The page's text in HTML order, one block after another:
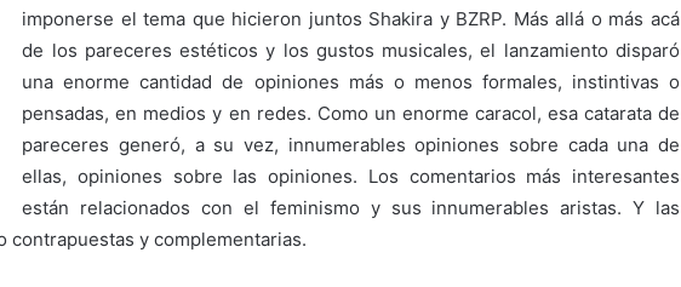
imponerse el tema que hicieron juntos Shakira y BZRP. Más allá o más acá
de los pareceres estéticos y los gustos musicales, el lanzamiento disparó
una enorme cantidad de opiniones más o menos formales, instintivas o
pensadas, en medios y en redes. Como un enorme caracol, esa catarata de
pareceres generó, a su vez, innumerables opiniones sobre cada una de
ellas, opiniones sobre las opiniones. Los comentarios más interesantes
están relacionados con el feminismo y sus innumerables aristas. Y las
contrapuestas y complementarias.